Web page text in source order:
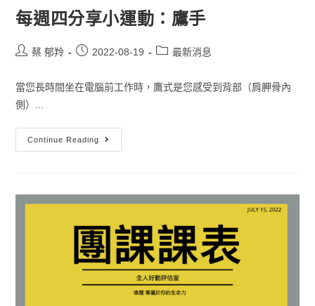
每週四分享小運動：鷹手
蔡 郁羚 2022-08-19 最新消息
當您長時間坐在電腦前工作時，鷹式是您感受到背部（肩胛骨內
側）...
Continue Reading